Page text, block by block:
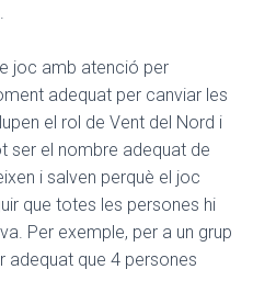
joc amb atenció per
adequat per canviar les
el rol de Vent del Nord i
ser el nombre adequat de
i salven perquè el joc
que totes les persones hi
Per exemple, per a un grup
adequat que 4 persones